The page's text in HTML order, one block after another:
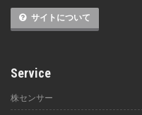
サイトについて
Service
株センサー